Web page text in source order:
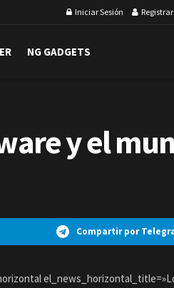
Iniciar Sesión
NG GADGETS
y el
Compartir por